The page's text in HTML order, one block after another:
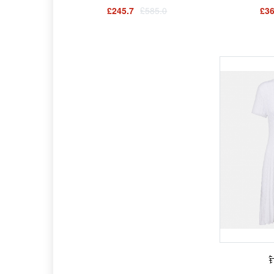
£245.7 £585.0